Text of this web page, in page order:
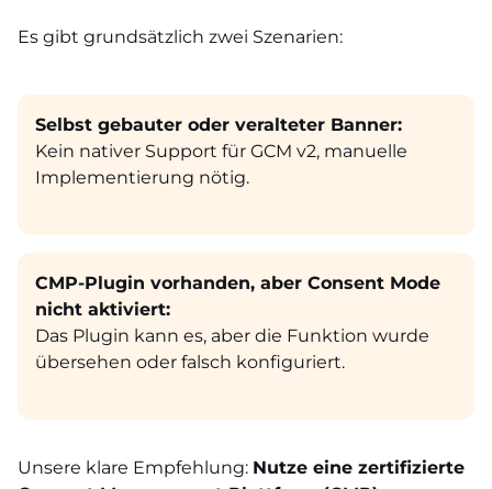
Es gibt grundsätzlich zwei Szenarien:
Selbst gebauter oder veralteter Banner:
Kein nativer Support für GCM v2, manuelle
Implementierung nötig.
CMP-Plugin vorhanden, aber Consent Mode
nicht aktiviert:
Das Plugin kann es, aber die Funktion wurde
übersehen oder falsch konfiguriert.
Unsere klare Empfehlung: Nutze eine zertifizierte